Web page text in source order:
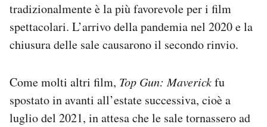
tradizionalmente è la più favorevole per i film
spettacolari. L’arrivo della pandemia nel 2020 e la
chiusura delle sale causarono il secondo rinvio.
Come molti altri film, Top Gun: Maverickfu
spostato in avanti all’estate successiva, cioè a
luglio del 2021, in attesa che le sale tornassero ad